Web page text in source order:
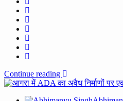
Continue reading